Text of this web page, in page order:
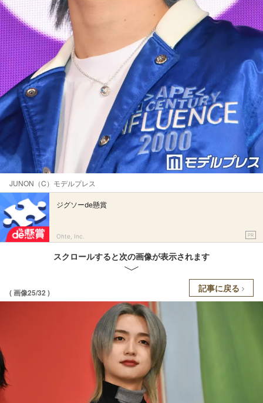
JUNON（C）モデルプレス
ジグソーde懸賞
Ohte, Inc. PR
スクロールすると次の画像が表示されます
( 画像25/32 ) 記事に戻る